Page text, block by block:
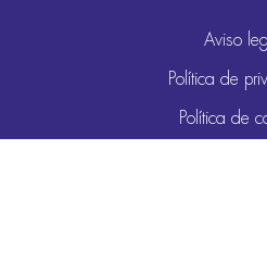
Aviso
Política de
Política de